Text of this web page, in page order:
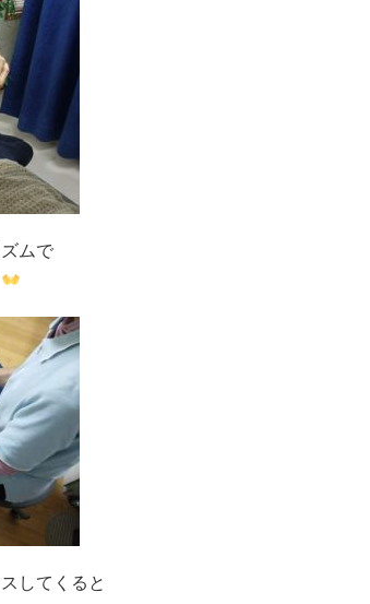
ムで
してくると